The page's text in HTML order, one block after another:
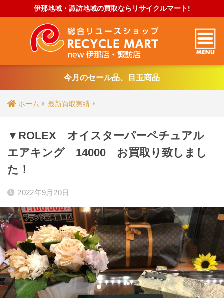
伊那地域・諏訪地域の買取ならリサイクルマート!
今月のセール品、目玉商品
ホーム 最新買取実績
▼ROLEX オイスターパーペチュアル
エアキング 14000 お買取り致しまし
た！
2022年9月20日